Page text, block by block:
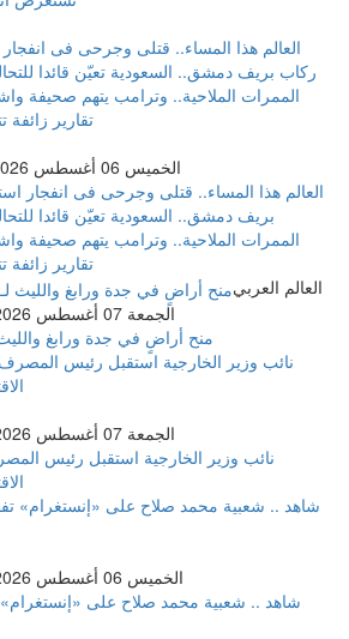
الخميس 06 أغسطس 2026 11:27 مساءً
العالم هذا المساء.. قتلى وجرحى فى انفجار
بريف دمشق.. السعودية تعيّن قائدا
الممرات الملاحية.. وترامب يتهم صحيفة
تقارير
العالم العربي
الجمعة 07 أغسطس 2026 03:12 صباحاً
منح أراضٍ في جدة ورابغ والليث لـ 2418
الجمعة 07 أغسطس 2026 03:56 صباحاً
نائب وزير الخارجية استقبل رئيس
الخميس 06 أغسطس 2026 09:23 صباحاً
شاهد .. شعبية محمد صلاح على «إنستغرام»